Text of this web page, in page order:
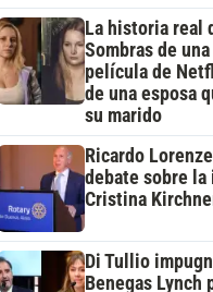
La historia real
Sombras de
película de
de una esposa
su marido
Ricardo
debate sobre
Cristina
Di Tullio
Benegas Lynch